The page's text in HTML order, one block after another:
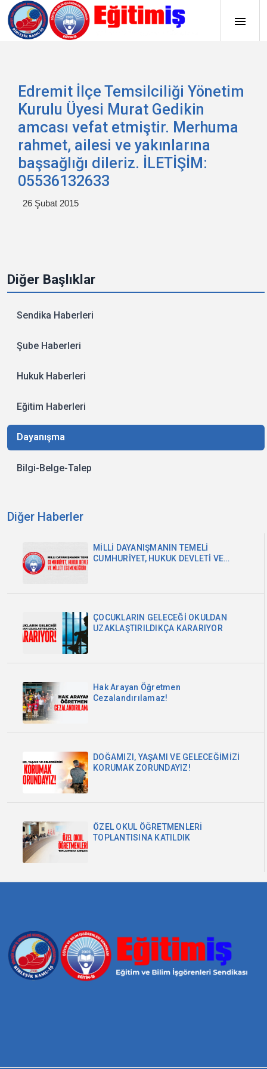
Diğer Başlıklar
Sendika Haberleri
Şube Haberleri
Hukuk Haberleri
Eğitim Haberleri
Dayanışma
Bilgi-Belge-Talep
Diğer Haberler
MİLLİ DAYANIŞMANIN TEMELİ
CUMHURİYET, HUKUK DEVLETİ VE
ÇOCUKLARIN GELECEĞİ OKULDAN
UZAKLAŞTIRILDIKÇA KARARIYOR
Hak Arayan Öğretmen
Cezalandırılamaz!
DOĞAMIZI, YAŞAMI VE GELECEĞİMİZİ
KORUMAK ZORUNDAYIZ!
ÖZEL OKUL ÖĞRETMENLERİ
TOPLANTISINA KATILDIK
Edremit İlçe Temsilciliği Yönetim
Kurulu Üyesi Murat Gedikin
amcası vefat etmiştir. Merhuma
rahmet, ailesi ve yakınlarına
başsağlığı dileriz. İLETİŞİM:
05536132633
26 Şubat 2015